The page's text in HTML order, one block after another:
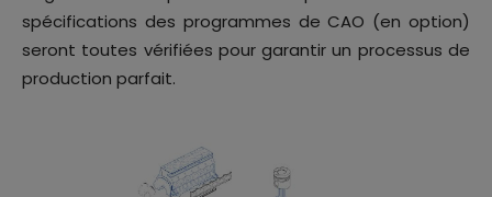
spécifications des programmes de CAO (en option)
seront toutes vérifiées pour garantir un processus de
production parfait.